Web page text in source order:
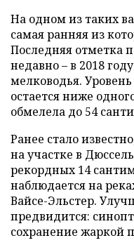
На одном из таких
самая ранняя из
Последняя отметка
недавно – в 2018
мелководья.
остается ниже
обмелела до 54
Ранее стало
на участке в
рекордных 14
наблюдается на
Вайсе-Эльстер.
предвидится:
сохранение жаркой